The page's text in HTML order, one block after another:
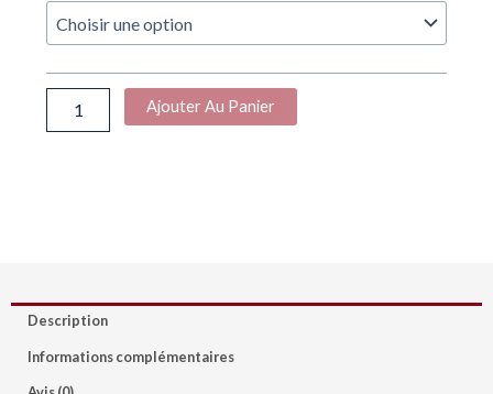
3375,00 €
À
3975,00 €
Filtre
chambres
grille
Filtreco
4
Ajouter Au Panier
Description
Informations complémentaires